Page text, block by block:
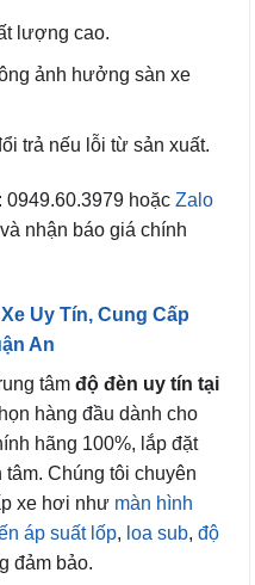
lượng cao.
ảnh hưởng sàn xe
trả nếu lỗi từ sản xuất.
0949.60.3979 hoặc Zalo
nhận báo giá chính
Uy Tín, Cung Cấp
An
tâm độ đèn uy tín tại
hàng đầu dành cho
hãng 100%, lắp đặt
Chúng tôi chuyên
xe hơi như màn hình
áp suất lốp, loa sub, độ
đảm bảo.